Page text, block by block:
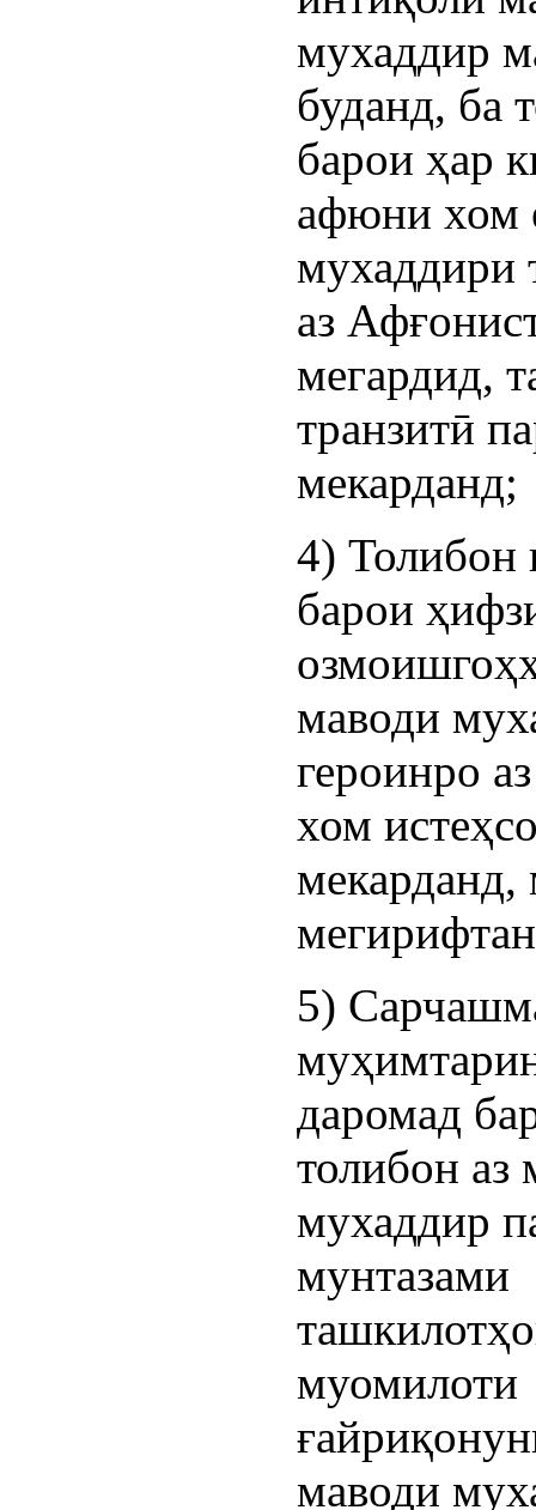
мухаддир
буданд, ба
барои ҳар
афюни хом
мухаддири
аз
мегардид,
транзитӣ
мекарданд;
4) Толибон
барои
маводи
героинро
хом
мекарданд,
5)
даромад
толибон аз
мухаддир
мунтазами
муомилоти
маводи